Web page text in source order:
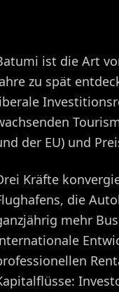
ist die Art
zu spät
der EU) und
Kräfte
die
mehr